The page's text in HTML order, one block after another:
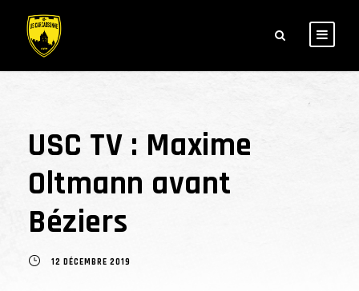
USC TV : Maxime
Oltmann avant
Béziers
12 DÉCEMBRE 2019